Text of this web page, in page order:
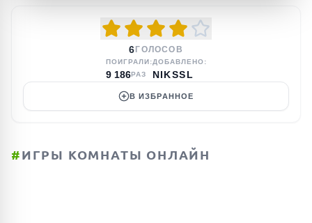
6 ГОЛОСОВ
ПОИГРАЛИ:
9 186РАЗ
ДОБАВЛЕНО:
NIKSSL
В ИЗБРАННОЕ
#ИГРЫ КОМНАТЫ ОНЛАЙН